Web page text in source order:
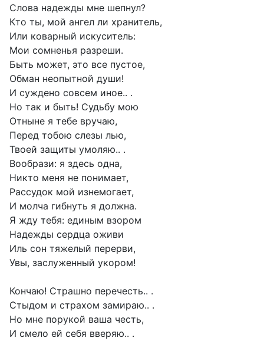
Слова надежды мне шепнул?
Кто ты, мой ангел ли хранитель,
Или коварный искуситель:
Мои сомненья разреши.
Быть может, это все пустое,
Обман неопытной души!
И суждено совсем иное.. .
Но так и быть! Судьбу мою
Отныне я тебе вручаю,
Перед тобою слезы лью,
Твоей защиты умоляю.. .
Вообрази: я здесь одна,
Никто меня не понимает,
Рассудок мой изнемогает,
И молча гибнуть я должна.
Я жду тебя: единым взором
Надежды сердца оживи
Иль сон тяжелый перерви,
Увы, заслуженный укором!
Кончаю! Страшно перечесть.. .
Стыдом и страхом замираю.. .
Но мне порукой ваша честь,
И смело ей себя вверяю.. .